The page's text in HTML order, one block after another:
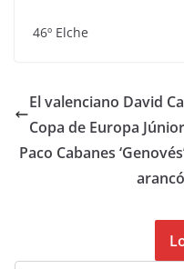
46º Elche
El valenciano David
Copa de Europa
Paco Cabanes